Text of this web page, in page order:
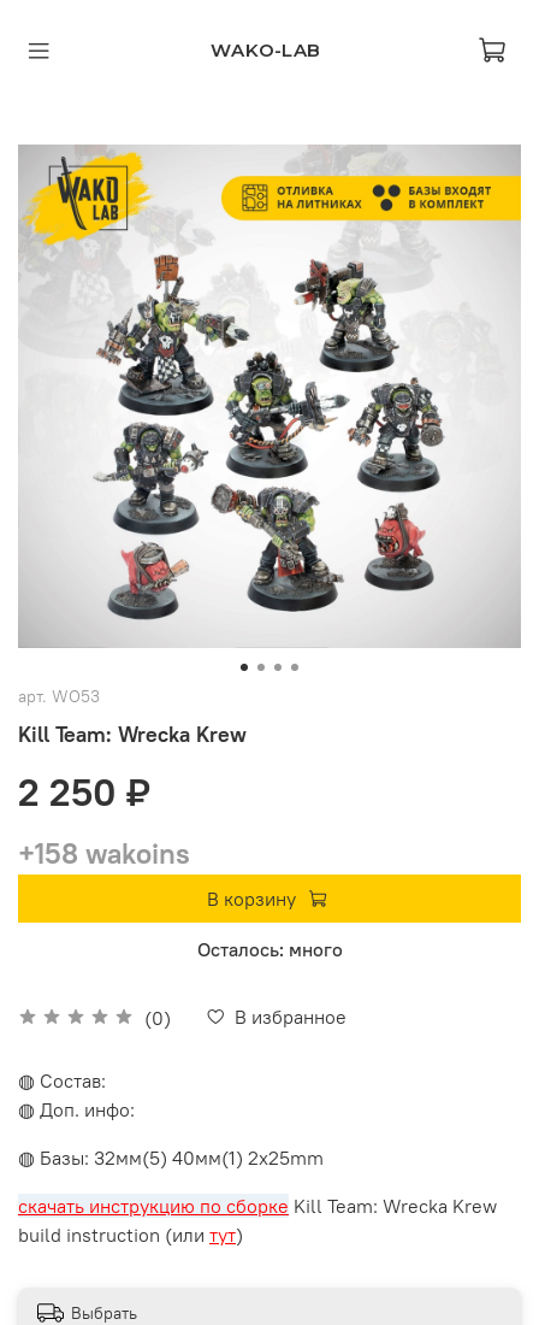
WAKO-LAB
арт. WO53
Kill Team: Wrecka Krew
(0) В избранное
2 250 ₽
+158 wakoins
В корзину
Осталось: много
◍ Состав:
◍ Доп. инфо:
◍ Базы: 32мм(5) 40мм(1) 2x25mm
скачать инструкцию по сборке Kill Team: Wrecka Krew
build instruction (или тут)
Выбрать